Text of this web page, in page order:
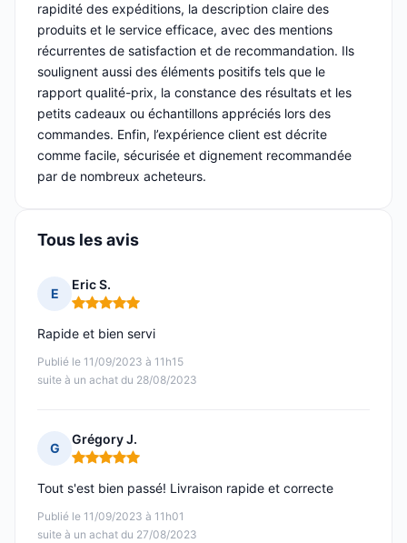
rapidité des expéditions, la description claire des
produits et le service efficace, avec des mentions
récurrentes de satisfaction et de recommandation. Ils
soulignent aussi des éléments positifs tels que le
rapport qualité-prix, la constance des résultats et les
petits cadeaux ou échantillons appréciés lors des
commandes. Enfin, l’expérience client est décrite
comme facile, sécurisée et dignement recommandée
par de nombreux acheteurs.
Tous les avis
E
Eric S.
Note : 5 sur 5
Publié le 11/09/2023 à 11h15
suite à un achat du 28/08/2023
Rapide et bien servi
G
Grégory J.
Note : 5 sur 5
Publié le 11/09/2023 à 11h01
suite à un achat du 27/08/2023
Tout s'est bien passé! Livraison rapide et correcte